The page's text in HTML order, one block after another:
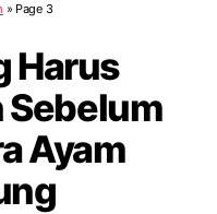
» Page 3
Harus
Ayam